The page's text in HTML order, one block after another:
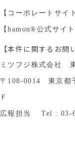
【コーポレートサイ
【hamon®公式サイ
【本件に関するお問
ミツフジ株式会社
〒108-0014 東京都
Ｆ
広報担当 Tel :